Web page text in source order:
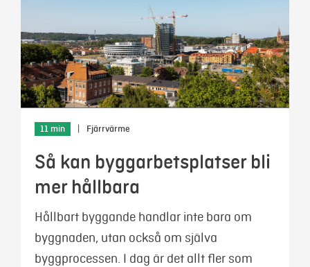
11 min Fjärrvärme
Så kan byggarbetsplatser bli
mer hållbara
Hållbart byggande handlar inte bara om
byggnaden, utan också om själva
byggprocessen. I dag är det allt fler som